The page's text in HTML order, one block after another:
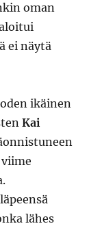
oman
ei näytä
ikäinen
Kai
lähes